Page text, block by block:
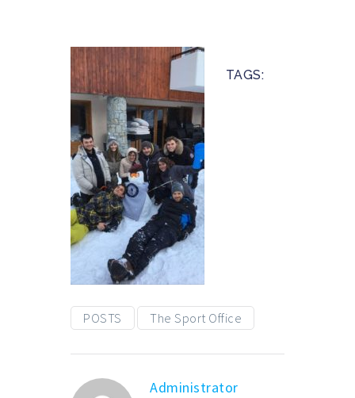
TAGS:
POSTS The Sport Office
Administrator